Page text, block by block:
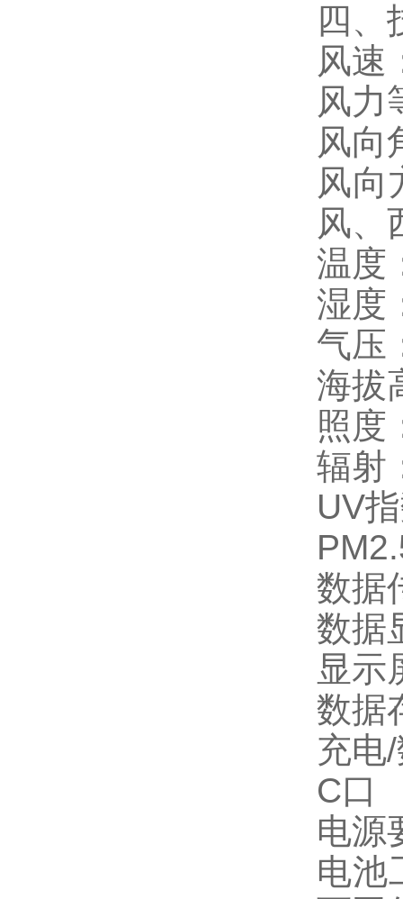
四、
风速
风力
风向
风向
风
温度
湿度
气压
海拔
照度
辐射
UV
数据
数据
显示
数据
充电
C口
电源
电池